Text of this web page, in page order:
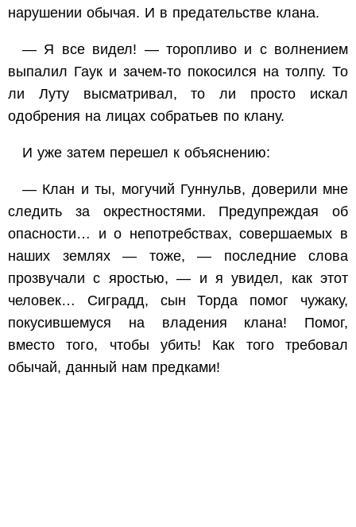
нарушении обычая. И в предательстве клана.
— Я все видел! — торопливо и с волнением
выпалил Гаук и зачем-то покосился на толпу. То
ли Луту высматривал, то ли просто искал
одобрения на лицах собратьев по клану.
И уже затем перешел к объяснению:
— Клан и ты, могучий Гуннульв, доверили мне
следить за окрестностями. Предупреждая об
опасности… и о непотребствах, совершаемых в
наших землях — тоже, — последние слова
прозвучали с яростью, — и я увидел, как этот
человек… Сиградд, сын Торда помог чужаку,
покусившемуся на владения клана! Помог,
вместо того, чтобы убить! Как того требовал
обычай, данный нам предками!